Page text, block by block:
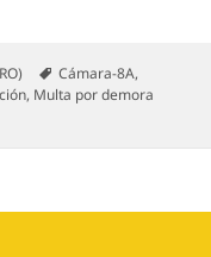
Etiquetas
Cámara-8A,
, Multa por demora